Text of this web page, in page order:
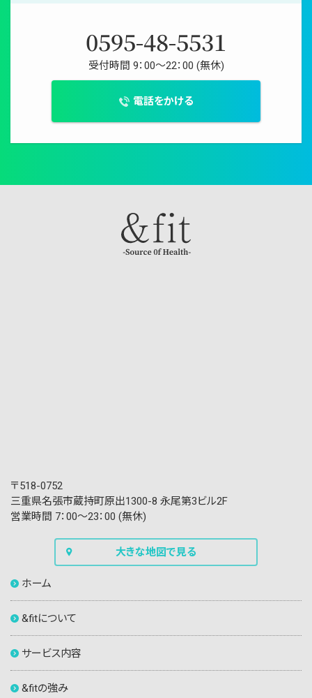
0595-48-5531
受付時間 9：00〜22：00 (無休)
電話をかける
〒518-0752
三重県名張市蔵持町原出1300-8 永尾第3ビル2F
営業時間 7：00〜23：00 (無休)
大きな地図で見る
ホーム
&fitについて
サービス内容
&fitの強み